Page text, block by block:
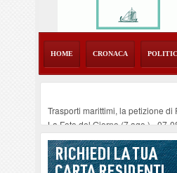
HOME CRONACA
Trasporti marittimi, la petizione
La Foto del Giorno (7 ago.)-07-
Run the Tuscany Islands:
Una tartaruga Verde all’Isola
Furgone in fiamme a Capoliveri,